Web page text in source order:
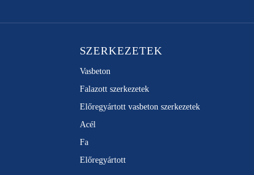
SZERKEZETEK
Vasbeton
Falazott szerkezetek
Előregyártott vasbeton szerkezetek
Acél
Fa
Előregyártott